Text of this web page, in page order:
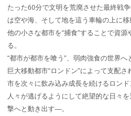
たった60分で文明を荒廃させた最終戦
は空や海、そして地を這う車輪の上に移
他の小さな都市を“捕食”することで資
る。
“都市が都市を喰う”、弱肉強食の世界へ
巨大移動都市“ロンドン”によって支配
市を次々に飲み込み成長を続けるロン
人々が逃げるようにして絶望的な日々
撃へと動き出す―。